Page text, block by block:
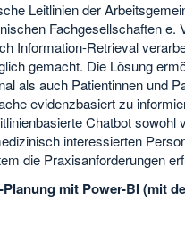
Leitlinien der
Fachgesellschaften e.
Information-Retrieval
gemacht. Die Lösung
als auch Patientinnen und
evidenzbasiert zu
Chatbot sowohl
interessierten
die Praxisanforderungen
mit Power-BI (mit